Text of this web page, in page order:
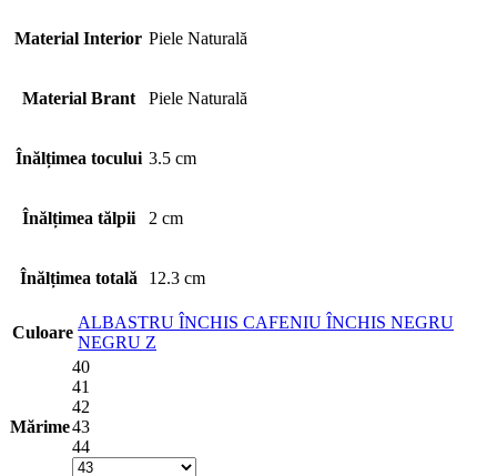
Material Interior Piele Naturală
Material Brant Piele Naturală
Înălțimea tocului 3.5 cm
Înălțimea tălpii 2 cm
Înălțimea totală 12.3 cm
Culoare
ALBASTRU ÎNCHIS CAFENIU ÎNCHIS NEGRU
NEGRU Z
Mărime
40
41
42
43
44